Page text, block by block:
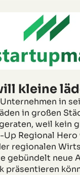
kleine
in
in großen
weil kein
Up Regional
regionalen
gebündelt neue
präsentieren